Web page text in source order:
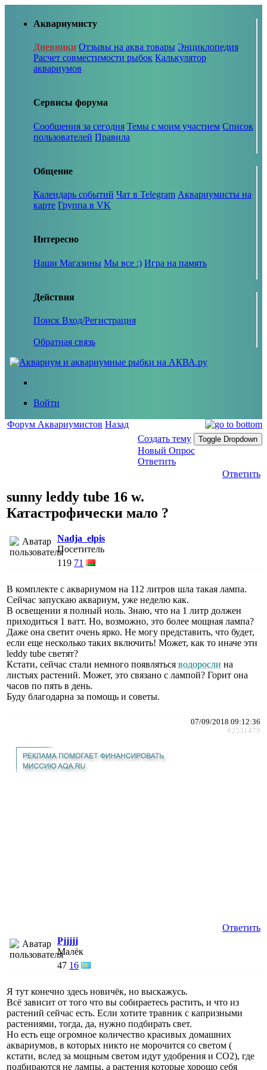
Аквариумисту
Дневники Отзывы на аква товары Энциклопедия
Расчет совместимости рыбок Калькулятор
аквариумов
Сервисы форума
Сообщения за сегодня Темы с моим участием Список
пользователей Правила
Общение
Календарь событий Чат в Telegram Аквариумисты на
карте Группа в VK
Интересно
Наши Магазины Мы все :) Игра на память
Действия
Поиск Вход/Регистрация
Обратная связь
Войти
Форум Аквариумистов Назад
Создать тему
Toggle Dropdown
Новый Опрос
Ответить
Ответить
sunny leddy tube 16 w.
Катастрофически мало ?
Nadja_elpis
Посетитель
119 71
В комплекте с аквариумом на 112 литров шла такая лампа.
Сейчас запускаю аквариум, уже неделю как.
В освещении я полный ноль. Знаю, что на 1 литр должен
приходиться 1 ватт. Но, возможно, это более мощная лампа?
Даже она светит очень ярко. Не могу представить, что будет,
если еще несколько таких включить! Может, как то иначе эти
leddy tube светят?
Кстати, сейчас стали немного появляться водоросли на
листьях растений. Может, это связано с лампой? Горит она
часов по пять в день.
Буду благодарна за помощь и советы.
07/09/2018 09:12:36
#2531479
Ответить
Pjjjjj
Малёк
47 16
Я тут конечно здесь новичёк, но выскажусь.
Всё зависит от того что вы собираетесь растить, и что из
растений сейчас есть. Если хотите травник с капризными
растениями, тогда, да, нужно подбирать свет.
Но есть еще огромное количество красивых домашних
аквариумов, в которых никто не морочится со светом (
кстати, вслед за мощным светом идут удобрения и СО2), где
подбираются не лампы, а растения которые хорошо себя